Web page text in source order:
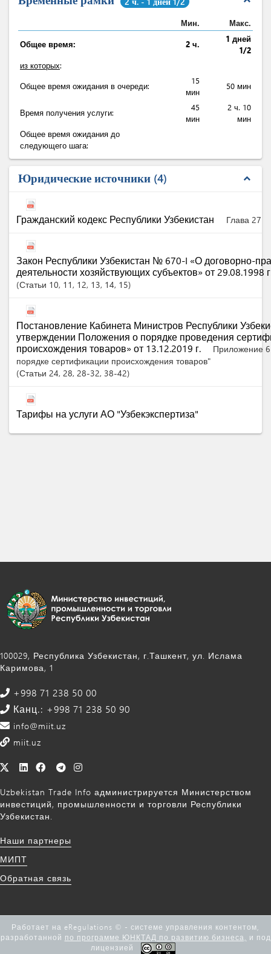
Мин. Макс.
Общее время: 2 ч.
1 дней
1/2
из которых:
Общее время ожидания в очереди:
15
мин
50 мин
Время получения услуги:
45
мин
2 ч. 10
мин
Общее время ожидания до
следующего шага:
Юридические источники 4 expand_less
Гражданский кодекс Республики Узбекистан Глава 27
Закон Республики Узбекистан № 670-I «О договорно-
деятельности хозяйствующих субъектов» от 29.08.1998
Статьи 10, 11 , 12, 13, 14, 15
Постановление Кабинета Министров Республики
утверждении Положения о порядке проведения
происхождения товаров» от 13.12.2019 г.
Приложение
порядке сертификации происхождения товаров"
Статьи 24, 28, 28-32, 38-42
Тарифы на услуги АО "Узбекэкспертиза"
100029, Республика Узбекистан, г.Ташкент, ул. Ислама
Каримова, 1
+998 71 238 50 00
Канц.: +998 71 238 50 90
info@miit.uz
miit.uz
Uzbekistan Trade Info администрируется Министерством
инвестиций, промышленности и торговли Республики
Узбекистан.
Наши партнеры
МИПТ
Обратная связь
Работает на eRegulations © - системе управления контентом,
разработанной по программе ЮНКТАД по развитию бизнеса,
и под
лицензией